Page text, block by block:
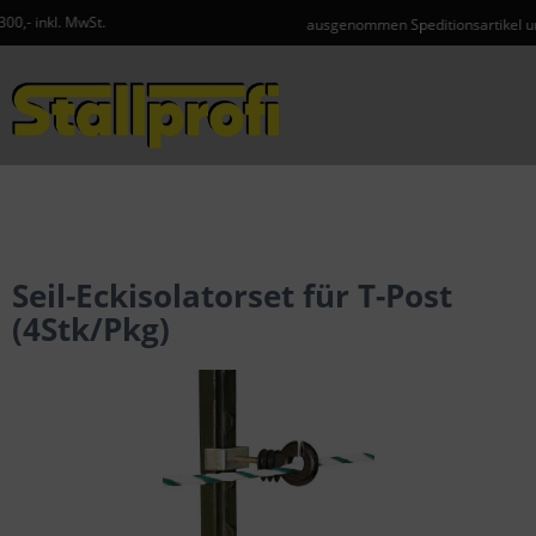
ausgenommen Speditionsartikel und Gefahrgut
Seil-Eckisolatorset für T-Post
(4Stk/Pkg)